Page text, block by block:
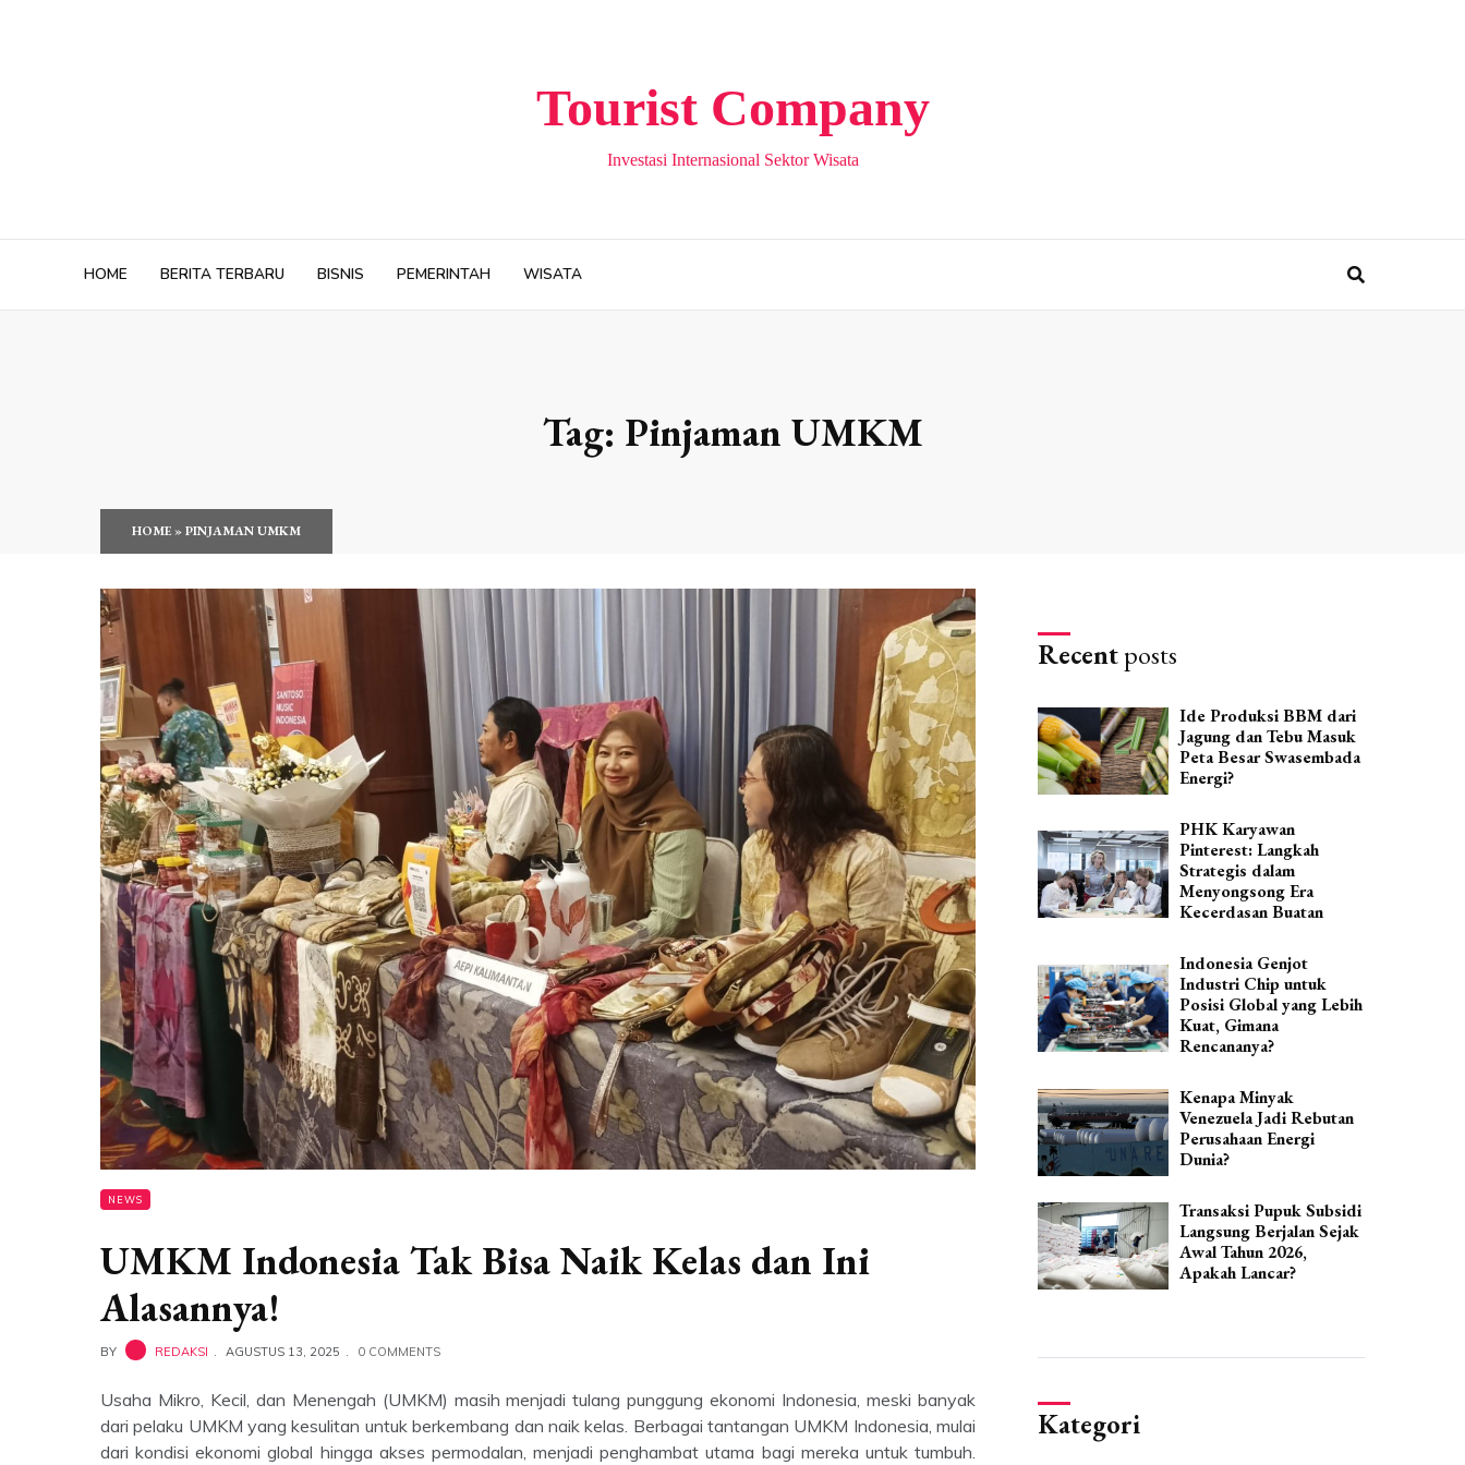
Tourist Company
Investasi Internasional Sektor Wisata
HOME BERITA TERBARU BISNIS PEMERINTAH WISATA
Tag: Pinjaman UMKM
HOME»PINJAMAN UMKM
NEWS
UMKM Indonesia Tak Bisa Naik Kelas dan Ini
Alasannya!
BY REDAKSI AGUSTUS 13, 2025 0 COMMENTS
Usaha Mikro, Kecil, dan Menengah (UMKM) masih menjadi tulang punggung ekonomi Indonesia, meski banyak
dari pelaku UMKM yang kesulitan untuk berkembang dan naik kelas. Berbagai tantangan UMKM Indonesia, mulai
dari kondisi ekonomi global hingga akses permodalan, menjadi penghambat utama bagi mereka untuk tumbuh.
Recentposts
Ide Produksi BBM dari
Jagung dan Tebu Masuk
Peta Besar Swasembada
Energi?
PHK Karyawan
Pinterest: Langkah
Strategis dalam
Menyongsong Era
Kecerdasan Buatan
Indonesia Genjot
Industri Chip untuk
Posisi Global yang Lebih
Kuat, Gimana
Rencananya?
Kenapa Minyak
Venezuela Jadi Rebutan
Perusahaan Energi
Dunia?
Transaksi Pupuk Subsidi
Langsung Berjalan Sejak
Awal Tahun 2026,
Apakah Lancar?
Kategori